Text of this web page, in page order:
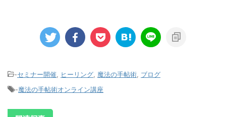
-セミナー開催 ヒーリング 魔法の手帖術 ブログ
-魔法の手帖術オンライン講座